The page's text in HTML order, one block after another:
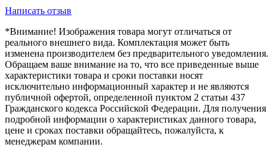
Написать отзыв
*Внимание! Изображения товара могут отличаться от
реального внешнего вида. Комплектация может быть
изменена производителем без предварительного уведомления.
Обращаем ваше внимание на то, что все приведенные выше
характеристики товара и сроки поставки носят
исключительно информационный характер и не являются
публичной офертой, определенной пунктом 2 статьи 437
Гражданского кодекса Российской Федерации. Для получения
подробной информации о характеристиках данного товара,
цене и сроках поставки обращайтесь, пожалуйста, к
менеджерам компании.